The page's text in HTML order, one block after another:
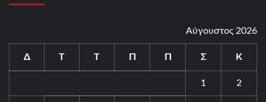
Αύγουστος 2026
Δ Τ Τ Π Π Σ Κ
1 2